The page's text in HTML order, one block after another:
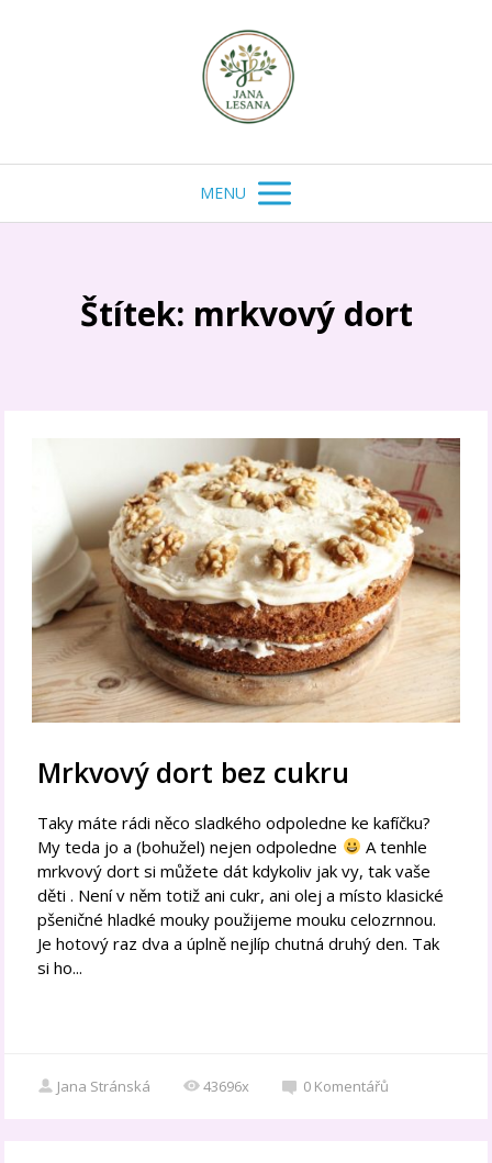
MENU
Štítek: mrkvový dort
Mrkvový dort bez cukru
Taky máte rádi něco sladkého odpoledne ke kafíčku?
My teda jo a (bohužel) nejen odpoledne
A tenhle
mrkvový dort si můžete dát kdykoliv jak vy, tak vaše
děti . Není v něm totiž ani cukr, ani olej a místo klasické
pšeničné hladké mouky použijeme mouku celozrnnou.
Je hotový raz dva a úplně nejlíp chutná druhý den. Tak
si ho...
Jana Stránská 43696x 0 Komentářů